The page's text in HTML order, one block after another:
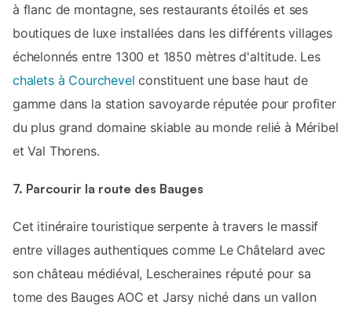
à flanc de montagne, ses restaurants étoilés et ses
boutiques de luxe installées dans les différents villages
échelonnés entre 1300 et 1850 mètres d'altitude. Les
chalets à Courchevel constituent une base haut de
gamme dans la station savoyarde réputée pour profiter
du plus grand domaine skiable au monde relié à Méribel
et Val Thorens.
7. Parcourir la route des Bauges
Cet itinéraire touristique serpente à travers le massif
entre villages authentiques comme Le Châtelard avec
son château médiéval, Lescheraines réputé pour sa
tome des Bauges AOC et Jarsy niché dans un vallon